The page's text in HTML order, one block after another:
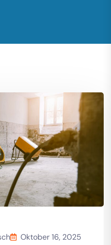
Oktober 16, 2025